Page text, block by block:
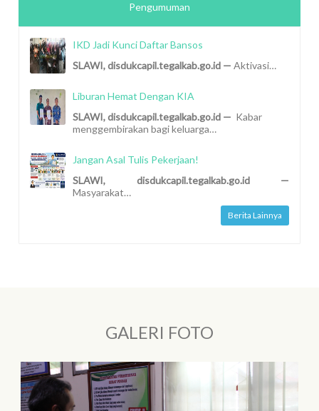
Pengumuman
IKD Jadi Kunci Daftar Bansos
SLAWI, disdukcapil.tegalkab.go.id —Aktivasi…
Liburan Hemat Dengan KIA
SLAWI, disdukcapil.tegalkab.go.id — Kabar
menggembirakan bagi keluarga…
Jangan Asal Tulis Pekerjaan!
SLAWI, disdukcapil.tegalkab.go.id —
Masyarakat…
Berita Lainnya
GALERI FOTO